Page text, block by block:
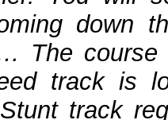
down
The
track is
track